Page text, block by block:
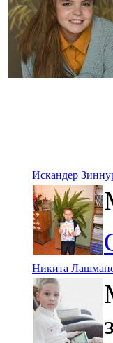
Искандер
Никита